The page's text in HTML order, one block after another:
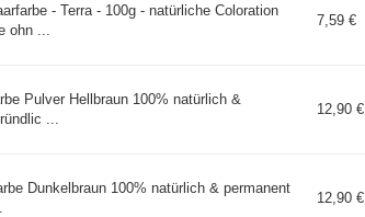
- Terra - 100g - natürliche Coloration
ohn ...
7,59 €
Pulver Hellbraun 100% natürlich &
...
12,90 €
Dunkelbraun 100% natürlich & permanent
12,90 €